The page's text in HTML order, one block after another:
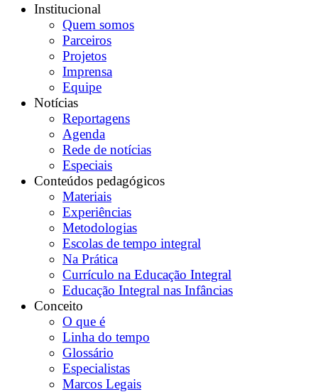
Institucional
Quem somos
Parceiros
Projetos
Imprensa
Equipe
Notícias
Reportagens
Agenda
Rede de notícias
Especiais
Conteúdos pedagógicos
Materiais
Experiências
Metodologias
Escolas de tempo integral
Na Prática
Currículo na Educação Integral
Educação Integral nas Infâncias
Conceito
O que é
Linha do tempo
Glossário
Especialistas
Marcos Legais